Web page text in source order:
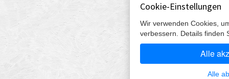
Cookie-Einstellungen
Wir verwenden Cookies,
verbessern. Details finden
Alle
Alle